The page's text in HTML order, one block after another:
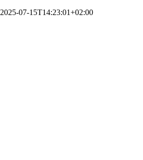
2025-07-15T14:23:01+02:00